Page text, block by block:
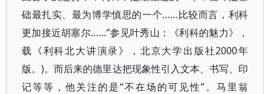
础最扎实、最为博学慎思的一个……比较而言，利科
更加接近胡塞尔……”参见叶秀山：《利科的魅力》，
载《利科北大讲演录》，北京大学出版社2000年
版。)。而后来的德里达把现象性引入文本、书写、印
记等等，他关注的是“不在场的可见性”。马里翁